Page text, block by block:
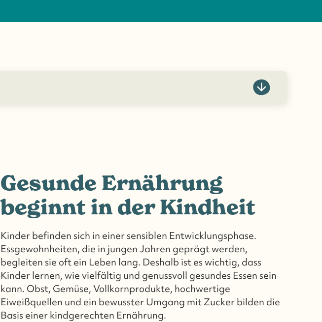
Gesunde Ernährung
beginnt in der Kindheit
Kinder befinden sich in einer sensiblen Entwicklungsphase.
Essgewohnheiten, die in jungen Jahren geprägt werden,
begleiten sie oft ein Leben lang. Deshalb ist es wichtig, dass
Kinder lernen, wie vielfältig und genussvoll gesundes Essen sein
kann. Obst, Gemüse, Vollkornprodukte, hochwertige
Eiweißquellen und ein bewusster Umgang mit Zucker bilden die
Basis einer kindgerechten Ernährung.